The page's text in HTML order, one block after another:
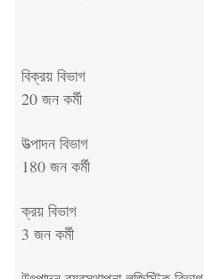
বিক্রয় বিভাগ
20 জন কর্মী
উত্পাদন বিভাগ
180 জন কর্মী
ক্রয় বিভাগ
3 জন কর্মী